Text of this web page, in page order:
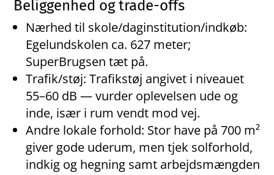
Beliggenhed og trade-offs
Nærhed til skole/daginstitution/indkøb:
Egelundskolen ca. 627 meter;
SuperBrugsen tæt på.
Trafik/støj: Trafikstøj angivet i niveauet
55–60 dB — vurder oplevelsen ude og
inde, især i rum vendt mod vej.
Andre lokale forhold: Stor have på 700 m²
giver gode uderum, men tjek solforhold,
indkig og hegning samt arbejdsmængden